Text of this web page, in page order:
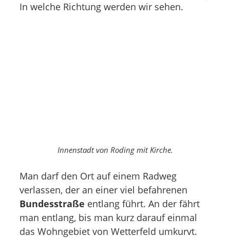
In welche Richtung werden wir sehen.
Innenstadt von Roding mit Kirche.
Man darf den Ort auf einem Radweg
verlassen, der an einer viel befahrenen
Bundesstraße entlang führt. An der fährt
man entlang, bis man kurz darauf einmal
das Wohngebiet von Wetterfeld umkurvt.